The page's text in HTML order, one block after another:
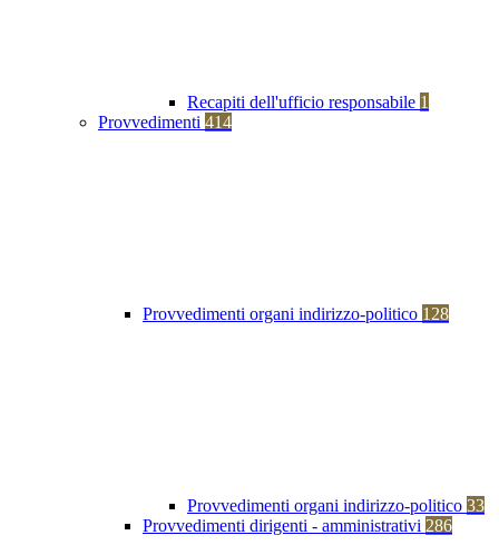
Recapiti dell'ufficio responsabile 1
Provvedimenti 414
Provvedimenti organi indirizzo-politico 128
Provvedimenti organi indirizzo-politico 33
Provvedimenti dirigenti - amministrativi 286